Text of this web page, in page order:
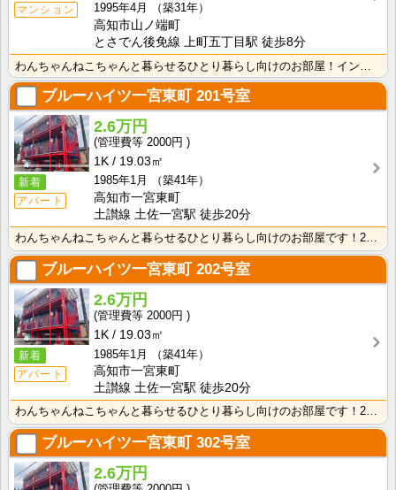
マンション
1995年4月
（築31年）
高知市山ノ端町
とさでん後免線 上町五丁目駅 徒歩8分
ブルーハイツ一宮東町201号室
新着
アパート
2.6万円
2000円
1K
19.03㎡
1985年1月
（築41年）
高知市一宮東町
土讃線 土佐一宮駅 徒歩20分
わんちゃんねこちゃんと暮らせるひとり暮らし向けのお部屋です！2026年6月下旬、ネット無料（Wi-F･･･
ブルーハイツ一宮東町202号室
新着
アパート
2.6万円
2000円
1K
19.03㎡
1985年1月
（築41年）
高知市一宮東町
土讃線 土佐一宮駅 徒歩20分
わんちゃんねこちゃんと暮らせるひとり暮らし向けのお部屋です！2026年6月下旬、ネット無料（Wi-F･･･
ブルーハイツ一宮東町 302号室
2.6万円